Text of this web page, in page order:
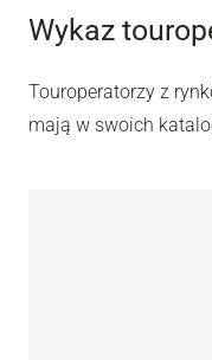
Wykaz
Touroperatorzy z
mają w swoich